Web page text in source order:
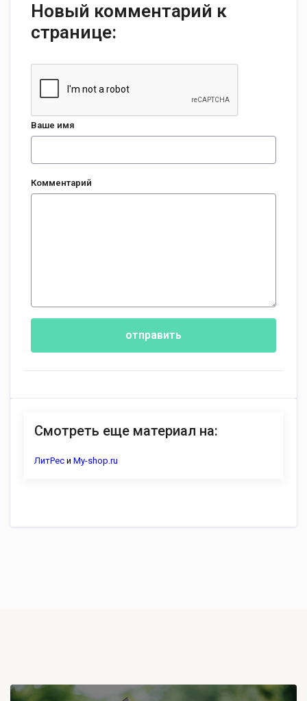
Новый комментарий к
странице:
Ваше имя
Комментарий
отправить
Смотреть еще материал на:
ЛитРес и My-shop.ru